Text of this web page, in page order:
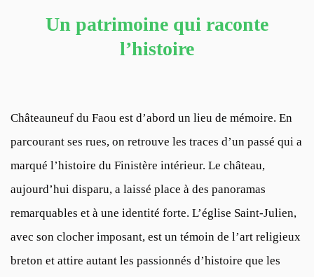
Un patrimoine qui raconte
l’histoire
Châteauneuf du Faou est d’abord un lieu de mémoire. En
parcourant ses rues, on retrouve les traces d’un passé qui a
marqué l’histoire du Finistère intérieur. Le château,
aujourd’hui disparu, a laissé place à des panoramas
remarquables et à une identité forte. L’église Saint-Julien,
avec son clocher imposant, est un témoin de l’art religieux
breton et attire autant les passionnés d’histoire que les